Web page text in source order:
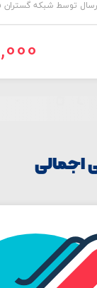
توسط شبکه گستران
اجمالی